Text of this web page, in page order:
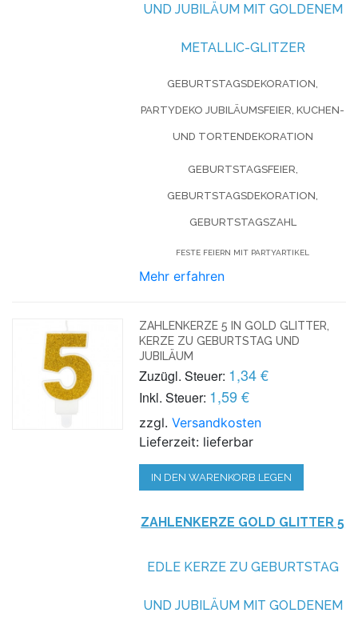
UND JUBILÄUM MIT GOLDENEM
METALLIC-GLITZER
GEBURTSTAGSDEKORATION,
PARTYDEKO JUBILÄUMSFEIER, KUCHEN-
UND TORTENDEKORATION
GEBURTSTAGSFEIER,
GEBURTSTAGSDEKORATION,
GEBURTSTAGSZAHL
FESTE FEIERN MIT PARTYARTIKEL
Mehr erfahren
ZAHLENKERZE 5 IN GOLD GLITTER,
KERZE ZU GEBURTSTAG UND
JUBILÄUM
Zuzügl. Steuer: 1,34 €
Inkl. Steuer: 1,59 €
zzgl.Versandkosten
Lieferzeit: lieferbar
IN DEN WARENKORB LEGEN
ZAHLENKERZE GOLD GLITTER 5
EDLE KERZE ZU GEBURTSTAG
UND JUBILÄUM MIT GOLDENEM